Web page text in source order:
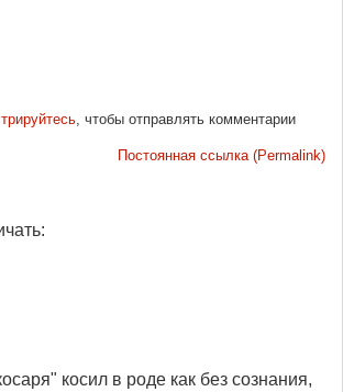
, чтобы отправлять комментарии
Постоянная ссылка (Permalink)
косил в роде как без сознания,